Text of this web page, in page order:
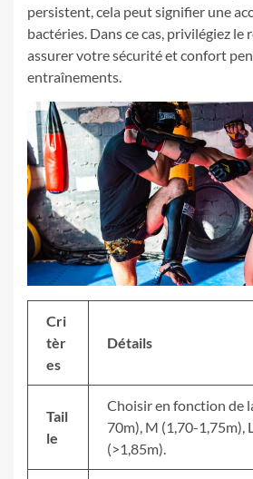
persistent, cela peut signifier une
bactéries. Dans ce cas, privilégiez
assurer votre sécurité et confort
entraînements.
Cri
tèr
es
Détails
Tail
le
Choisir en fonction de
70m), M (1,70-1,75m),
(>1,85m).